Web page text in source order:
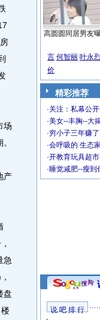
场
产
急
盘
高圆圆同居男友
言 何智丽 叶永烈
价
精彩推荐
·关注：私幕公
·美女--丰胸--大
·穷小子三年赚
·会呼吸的 生态
·开教育玩具超
·睡觉减肥--瘦到
说 吧 排 行